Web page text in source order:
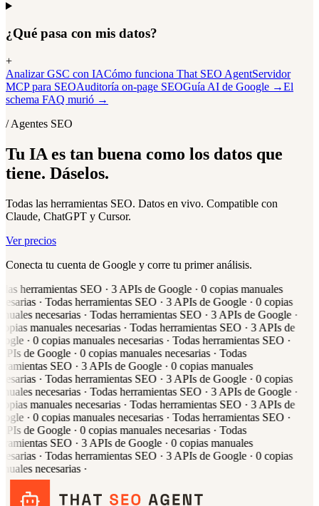
¿Qué pasa con mis datos?
+
Analizar GSC con IACómo funciona That SEO AgentServidor
MCP para SEOAuditoría on-page SEOGuía AI de Google →El
schema FAQ murió →
/ Agentes SEO
Tu IA es tan buena como los datos que
tiene. Dáselos.
Todas las herramientas SEO. Datos en vivo. Compatible con
Claude, ChatGPT y Cursor.
Ver precios
Conecta tu cuenta de Google y corre tu primer análisis.
herramientas SEO· 3 APIs de Google· 0 copias manuales
· Todas herramientas SEO· 3 APIs de Google· 0 copias
necesarias· Todas herramientas SEO· 3 APIs de Google·
manuales necesarias· Todas herramientas SEO· 3 APIs de
· 0 copias manuales necesarias· Todas herramientas SEO·
de Google· 0 copias manuales necesarias· Todas
SEO· 3 APIs de Google· 0 copias manuales
· Todas herramientas SEO· 3 APIs de Google· 0 copias
necesarias· Todas herramientas SEO· 3 APIs de Google·
manuales necesarias· Todas herramientas SEO· 3 APIs de
· 0 copias manuales necesarias· Todas herramientas SEO·
de Google· 0 copias manuales necesarias· Todas
SEO· 3 APIs de Google· 0 copias manuales
· Todas herramientas SEO· 3 APIs de Google· 0 copias
necesarias·